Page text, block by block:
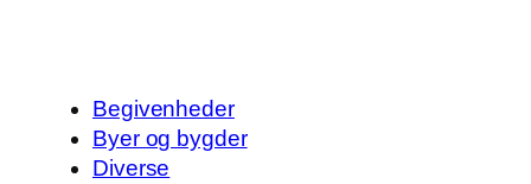
Begivenheder
Byer og bygder
Diverse